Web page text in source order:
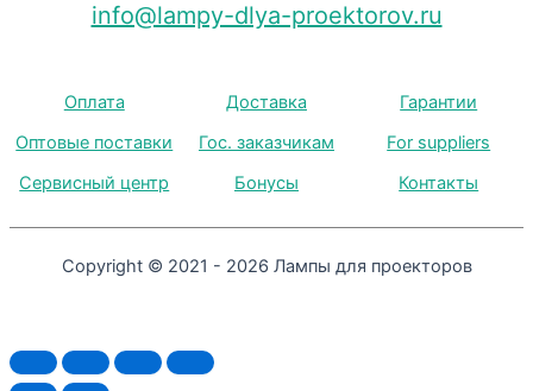
info@lampy-dlya-proektorov.ru
Оплата Доставка
Гарантии
Оптовые поставки
Гос. заказчикам
For suppliers
Сервисный центр
Бонусы Контакты
Copyright © 2021 - 2026 Лампы для проекторов